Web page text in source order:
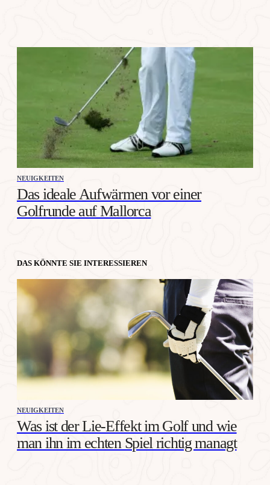
NEUIGKEITEN
Das ideale Aufwärmen vor einer
Golfrunde auf Mallorca
DAS KÖNNTE SIE INTERESSIEREN
NEUIGKEITEN
Was ist der Lie-Effekt im Golf und wie
man ihn im echten Spiel richtig managt